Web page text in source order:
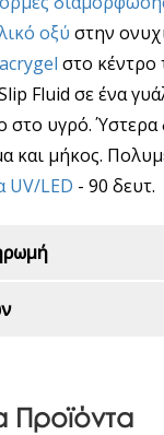
οξύ στην
acrygel στο κέντρο
Fluid σε ένα
στο υγρό.
και μήκος.
UV/LED - 90 δευτ.
Προϊόντα